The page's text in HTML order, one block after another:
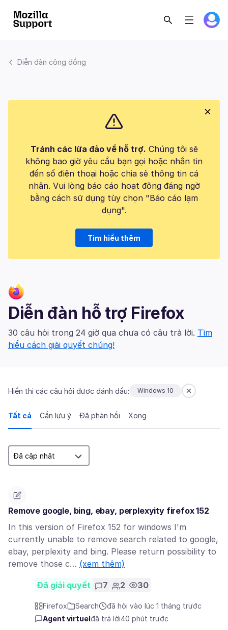
Diễn đàn cộng đồng
Tránh các lừa đảo về hỗ trợ. Chúng tôi sẽ
không bao giờ yêu cầu bạn gọi hoặc nhắn tin
đến số điện thoại hoặc chia sẻ thông tin cá
nhân. Vui lòng báo cáo hoạt động đáng ngờ
bằng cách sử dụng tùy chọn "Báo cáo lạm
dụng".
Tìm hiểu thêm
Diễn đàn hỗ trợ Firefox
30 câu hỏi trong 24 giờ qua chưa có câu trả lời. Tìm
hiểu cách giải quyết chúng!
Hiển thị các câu hỏi được đánh dấu: Windows 10
Tất cả Cần lưu ý Đã phản hồi Xong
Remove google, bing, ebay, perplexyity firefox 152
In this version of Firefox 152 for windows I'm
currently unable to remove search related to google,
ebay, perplexity and bing. Please return possibility to
remove those c… (xem thêm)
Đã giải quyết 7 2 30
Firefox Search
đã hỏi vào lúc 1 tháng trước
Agent virtuel đã trả lời40 phút trước